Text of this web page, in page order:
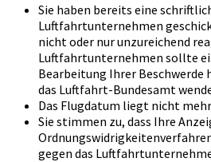
Sie haben bereits eine
Luftfahrtunternehmen
nicht oder nur unzureichend
Luftfahrtunternehmen sollte
Bearbeitung Ihrer Beschwerde
das Luftfahrt-Bundesamt
Das Flugdatum liegt nicht
Sie stimmen zu, dass Ihre
gegen das